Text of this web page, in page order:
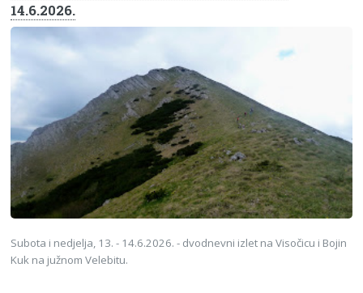
14.6.2026.
Subota i nedjelja, 13. - 14.6.2026. - dvodnevni izlet na Visočicu i Bojin
Kuk na južnom Velebitu.